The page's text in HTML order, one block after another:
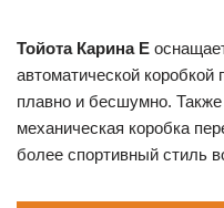
Тойота Карина Е
автоматической коробкой
плавно и бесшумно. Также
механическая коробка
более спортивный стиль